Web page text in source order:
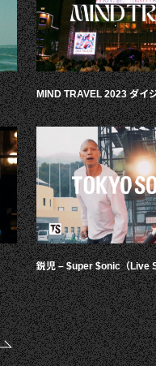
MIND TRAVEL 2023 ダイ
鋭児 – $uper $onic（Live